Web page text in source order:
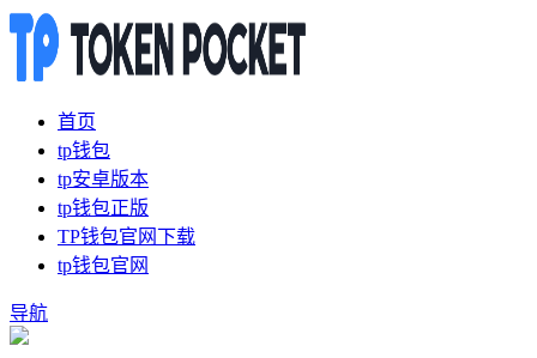
首页
tp钱包
tp安卓版本
tp钱包正版
TP钱包官网下载
tp钱包官网
导航